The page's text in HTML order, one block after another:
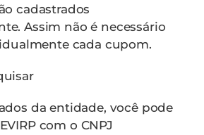
cadastrados
Assim não é necessário
cada cupom.
da entidade, você pode
com o CNPJ